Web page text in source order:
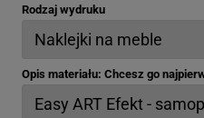
Rodzaj wydruku
Opis materiału: Chcesz go